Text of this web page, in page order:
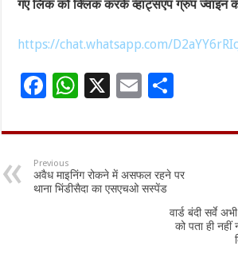
गए लिंक को क्लिक करके व्हाट्सएप ग्रुप ज्वाइन
https://chat.whatsapp.com/
F
e
b
o
W
at
sA
p
X
E
ai ar
Previous
अवैध माइनिंग रोकने में असफल रहने पर
थाना भिंडीसैदा का एसएचओ सस्पेंड
वार्ड बंदी सर्वे
को पता ही